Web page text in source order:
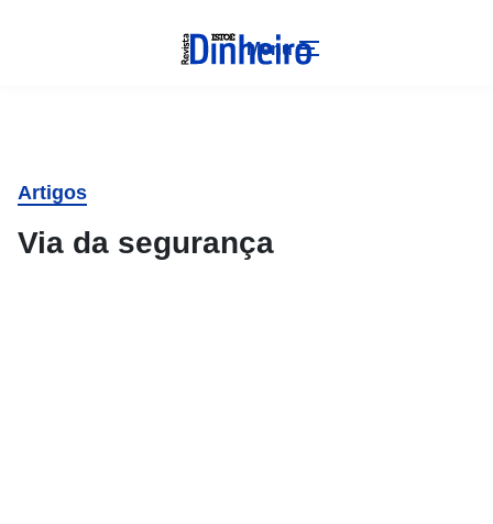
Menu
Artigos
Via da segurança